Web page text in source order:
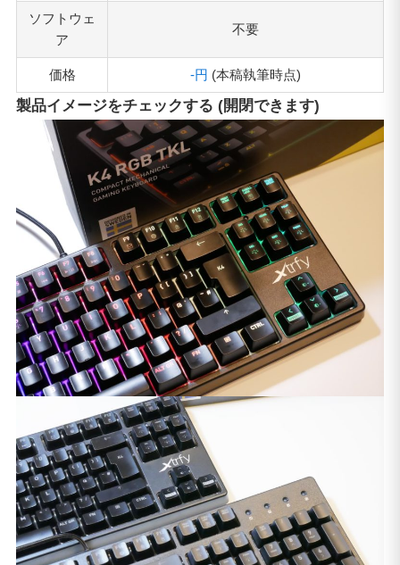
ソフトウェ
ア
不要
価格 -円 (本稿執筆時点)
製品イメージをチェックする (開閉できます)